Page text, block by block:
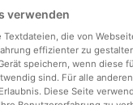
Königreich
verwenden
Textdateien, die von
effizienter zu
speichern, wenn diese
sind. Für alle
Diese Seite